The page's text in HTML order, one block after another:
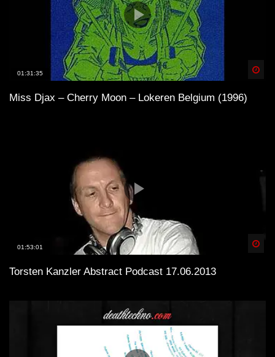
01:31:35
Miss Djax – Cherry Moon – Lokeren Belgium (1996)
01:53:01
Torsten Kanzler Abstract Podcast 17.06.2013